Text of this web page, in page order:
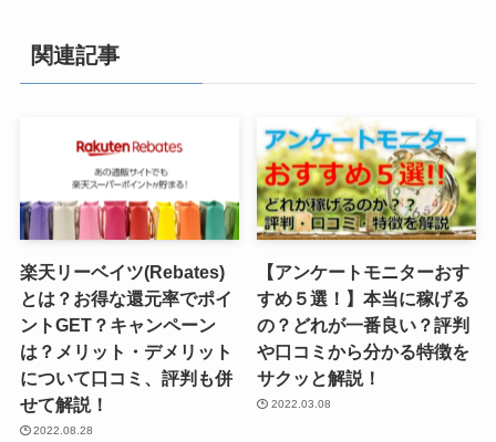
関連記事
楽天リーベイツ(Rebates)
とは？お得な還元率でポイ
ントGET？キャンペーン
は？メリット・デメリット
について口コミ、評判も併
せて解説！
2022.08.28
【アンケートモニターおす
すめ５選！】本当に稼げる
の？どれが一番良い？評判
や口コミから分かる特徴を
サクッと解説！
2022.03.08